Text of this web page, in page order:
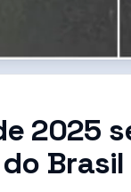
2025
Brasil